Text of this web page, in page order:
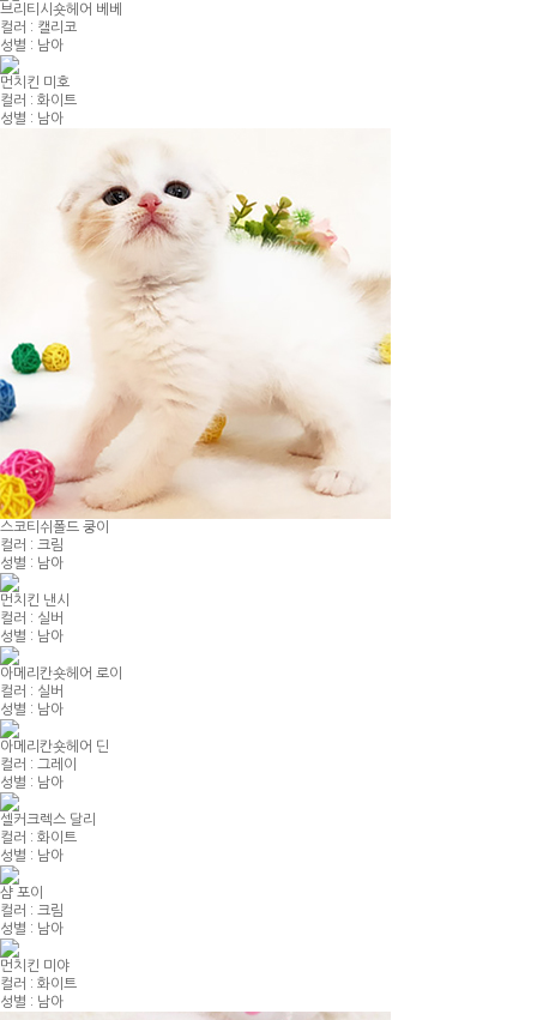
브리티시숏헤어 베베
컬러 : 캘리코
성별 : 남아
먼치킨 미호
컬러 : 화이트
성별 : 남아
스코티쉬폴드 쿵이
컬러 : 크림
성별 : 남아
먼치킨 낸시
컬러 : 실버
성별 : 남아
아메리칸숏헤어 로이
컬러 : 실버
성별 : 남아
아메리칸숏헤어 딘
컬러 : 그레이
성별 : 남아
셀커크렉스 달리
컬러 : 화이트
성별 : 남아
샴 포이
컬러 : 크림
성별 : 남아
먼치킨 미야
컬러 : 화이트
성별 : 남아